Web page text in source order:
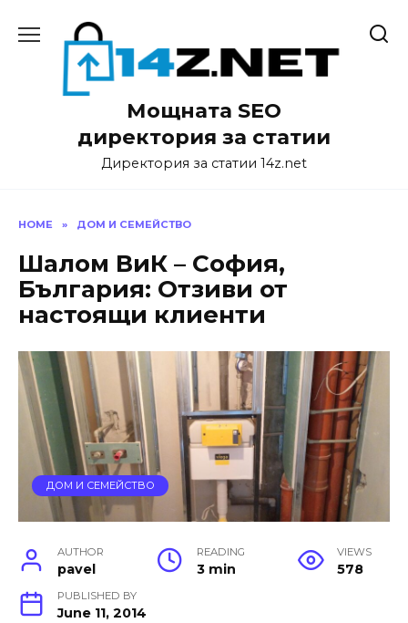
Мощната SEO
директория за статии
Директория за статии 14z.net
HOME » ДОМ И СЕМЕЙСТВО
Шалом ВиК – София,
България: Отзиви от
настоящи клиенти
ДОМ И СЕМЕЙСТВО
AUTHOR
pavel
READING
3 min
VIEWS
578
PUBLISHED BY
June 11, 2014